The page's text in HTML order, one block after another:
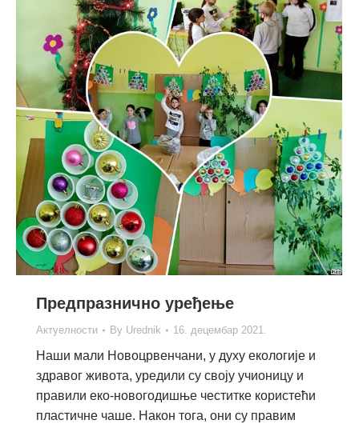
Предпразнично уређење
Актуелности By Urednik 16. децембар 2021.
Наши мали Новоцрвенчани, у духу екологије и
здравог живота, уредили су своју учионицу и
правили еко-новогодишње честитке користећи
пластичне чаше. Након тога, они су правим